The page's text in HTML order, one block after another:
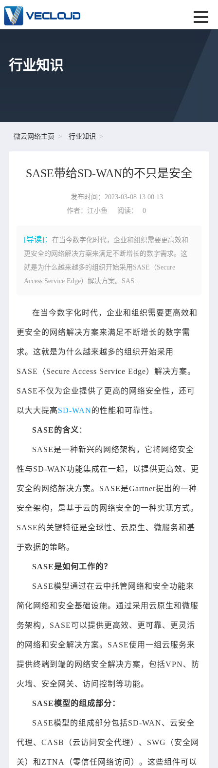
行业知识
微云网络主页 行业知识
SASE带给SD-WAN的不只是安全
发布时间：2023-03-08 13:00:13
作者：江小鱼
阅读： 0
[导读]：在当今数字化时代，企业和组织需要更高效和
更安全的网络解决方案来满足不断增长的数字需求。这
就是为什么越来越多的组织开始采用SASE（Secure
Access Service Edge）解决方案。SAS...
在当今数字化时代，企业和组织需要更高效和
更安全的网络解决方案来满足不断增长的数字需
求。这就是为什么越来越多的组织开始采用
SASE（Secure Access Service Edge）解决方案。
SASE不仅为企业提供了更高的网络安全性，还可
以大大提高SD-WAN的性能和可靠性。
SASE的含义 ：
SASE是一种新兴的网络架构，它将网络安全
性与SD-WAN功能集成在一起，以提供更高效、更
安全的网络解决方案。SASE是Gartner提出的一种
安全架构，是基于云的网络安全的一种实现方式。
SASE的关键特征是全球性、云原生、微服务和基
于数据的策略。
SASE是如何工作的？
SASE模型通过在云中托管网络和安全功能来
简化网络和安全基础设施。通过采用云原生和微服
务架构，SASE可以提供更高效、更可靠、更灵活
的网络和安全解决方案。SASE使用一组云服务来
提供终端到端的网络安全解决方案，包括VPN、防
火墙、安全网关、访问控制等功能。
SASE模型的组成部分：
SASE模型的组成部分包括SD-WAN、云安全
代理、CASB（云访问安全代理）、SWG（安全网
关）和ZTNA（零信任网络访问）。这些组件可以